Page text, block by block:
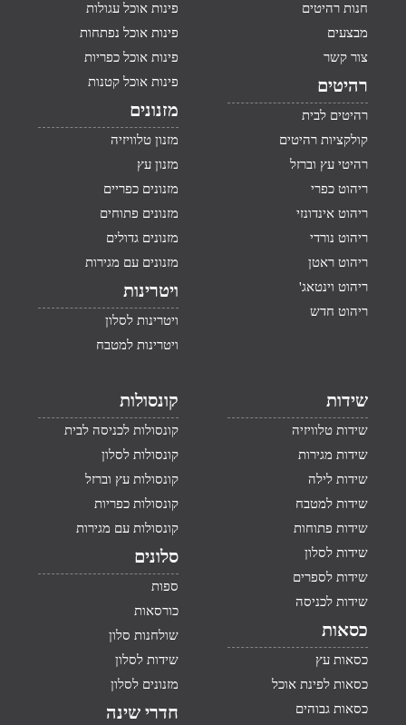
חנות רהיטים
מבצעים
צור קשר
רהיטים
רהיטים לבית
קולקציות רהיטים
רהיטי עץ וברזל
ריהוט כפרי
ריהוט אינדונזי
ריהוט נורדי
ריהוט ראטן
ריהוט וינטאג'
ריהוט חדש
פינות אוכל עגולות
פינות אוכל נפתחות
פינות אוכל כפריות
פינות אוכל קטנות
מזנונים
מזנון טלוויזיה
מזנון עץ
מזנונים כפריים
מזנונים פתוחים
מזנונים גדולים
מזנונים עם מגירות
ויטרינות
ויטרינות לסלון
ויטרינות למטבח
שידות
שידות טלוויזיה
שידות מגירות
שידות לילה
שידות למטבח
שידות פתוחות
שידות לסלון
שידות לספרים
שידות לכניסה
כסאות
כסאות עץ
כסאות לפינת אוכל
כסאות גבוהים
קונסולות
קונסולות לכניסה לבית
קונסולות לסלון
קונסולות עץ וברזל
קונסולות כפריות
קונסולות עם מגירות
סלונים
ספות
כורסאות
שולחנות סלון
שידות לסלון
מזנונים לסלון
חדרי שינה